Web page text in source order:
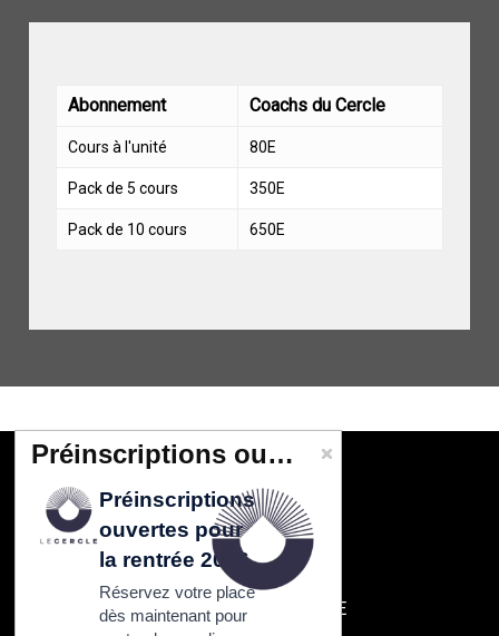
Abonnement Coachs du Cercle
Cours à l'unité 80E
Pack de 5 cours 350E
Pack de 10 cours 650E
CONTACT
Cercle Tissier
108 rue de Fontenay
94300 Vincennes
SAS au capital de 6000 E
Préinscriptions ouvertes pour la rentrée 2026
Préinscriptions
ouvertes pour
la rentrée 2026
Réservez votre place
dès maintenant pour